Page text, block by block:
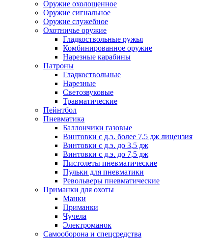
Оружие охолощенное
Оружие сигнальное
Оружие служебное
Охотничье оружие
Гладкоствольные ружья
Комбинированное оружие
Нарезные карабины
Патроны
Гладкоствольные
Нарезные
Светозвуковые
Травматические
Пейнтбол
Пневматика
Баллончики газовые
Винтовки с д.э. более 7,5 дж лицензия
Винтовки с д.э. до 3,5 дж
Винтовки с д.э. до 7,5 дж
Пистолеты пневматические
Пульки для пневматики
Револьверы пневматические
Приманки для охоты
Манки
Приманки
Чучела
Электроманок
Самооборона и спецсредства